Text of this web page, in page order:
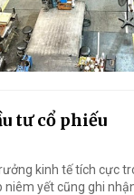
tư cổ phiếu
kinh tế tích cực
niêm yết cũng ghi